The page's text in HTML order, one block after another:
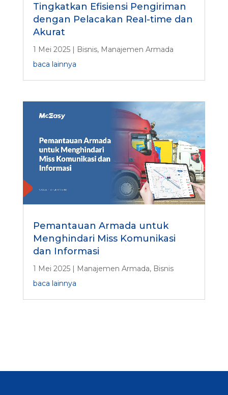
Tingkatkan Efisiensi Pengiriman
dengan Pelacakan Real-time dan
Akurat
1 Mei 2025| Bisnis, Manajemen Armada
baca lainnya
Pemantauan Armada untuk
Menghindari Miss Komunikasi
dan Informasi
1 Mei 2025| Manajemen Armada, Bisnis
baca lainnya